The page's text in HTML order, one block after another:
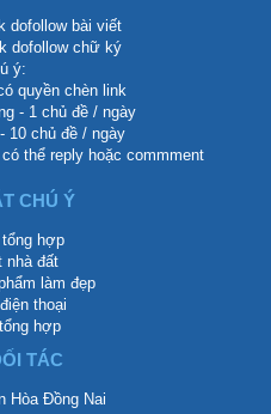
dofollow bài viết
dofollow chữ ký
ý:
quyền chèn link
- 1 chủ đề / ngày
10 chủ đề / ngày
thể reply hoặc commment
CHÚ Ý
hợp
nhà đất
làm đẹp
thoại
hợp
TÁC
Hòa Đồng Nai